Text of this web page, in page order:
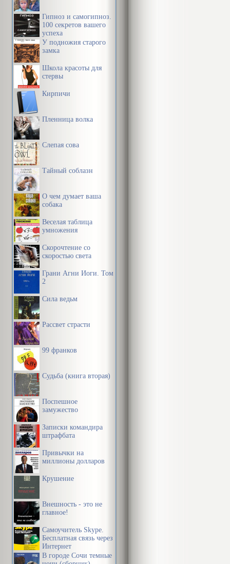
Гипноз и самогипноз.
100 секретов вашего
успеха
У подножия старого
замка
Школа красоты для
стервы
Кирпичи
Пленница волка
Слепая сова
Тайный соблазн
О чем думает ваша
собака
Веселая таблица
умножения
Скорочтение со
скоростью света
Грани Агни Йоги. Том
2
Сила ведьм
Рассвет страсти
99 франков
Судьба (книга вторая)
Поспешное
замужество
Записки командира
штрафбата
Привычки на
миллионы долларов
Крушение
Внешность - это не
главное!
Самоучитель Skype.
Бесплатная связь через
Интернет
В городе Сочи темные